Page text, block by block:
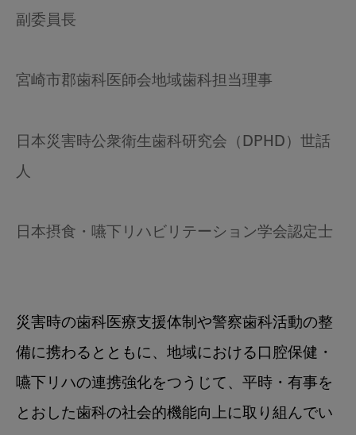
副委員長
宮崎市郡歯科医師会地域歯科担当理事
日本災害時公衆衛生歯科研究会（DPHD）世話
人
日本摂食・嚥下リハビリテーション学会認定士
災害時の歯科医療支援体制や警察歯科活動の整
備に携わるとともに、地域における口腔保健・
嚥下リハの連携強化をつうじて、平時・有事を
とおした歯科の社会的機能向上に取り組んでい